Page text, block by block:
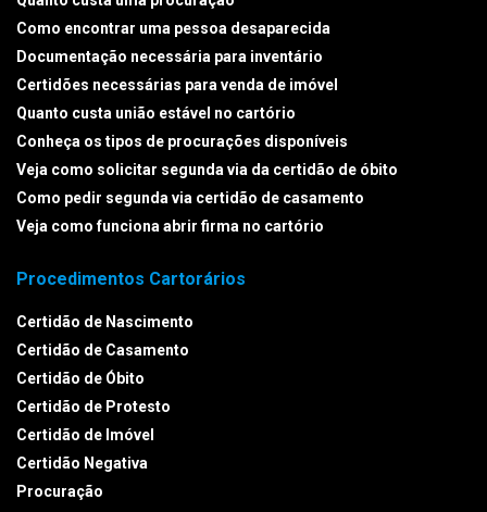
Como encontrar uma pessoa desaparecida
Documentação necessária para inventário
Certidões necessárias para venda de imóvel
Quanto custa união estável no cartório
Conheça os tipos de procurações disponíveis
Veja como solicitar segunda via da certidão de óbito
Como pedir segunda via certidão de casamento
Veja como funciona abrir firma no cartório
Procedimentos Cartorários
Certidão de Nascimento
Certidão de Casamento
Certidão de Óbito
Certidão de Protesto
Certidão de Imóvel
Certidão Negativa
Procuração